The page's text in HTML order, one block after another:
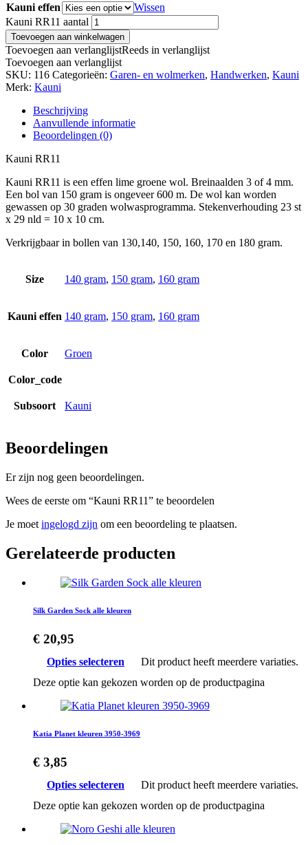
Kauni effen
Wissen
Kauni RR11 aantal
Toevoegen aan winkelwagen
Toevoegen aan verlanglijstReeds in verlanglijst
Toevoegen aan verlanglijst
SKU: 116 Categorieën: Garen- en wolmerken, Handwerken, Kauni
Merk: Kauni
Beschrijving
Aanvullende informatie
Beoordelingen (0)
Kauni RR11
Kauni RR11 is een effen lime groene wol. Breinaalden 3 of 4 mm.
Een bol van 150 gram is ongeveer 600 m. De wol kan worden
gewassen op 30 graden wolwasprogramma. Stekenverhouding 23 st
x 29 nld = 10 x 10 cm.
Verkrijgbaar in bollen van 130,140, 150, 160, 170 en 180 gram.
Size 140 gram, 150 gram, 160 gram
Kauni effen 140 gram, 150 gram, 160 gram
Color Groen
Color_code
Subsoort Kauni
Beoordelingen
Er zijn nog geen beoordelingen.
Wees de eerste om “Kauni RR11” te beoordelen
Je moet ingelogd zijn om een beoordeling te plaatsen.
Gerelateerde producten
Silk Garden Sock alle kleuren
€ 20,95
Opties selecteren
Dit product heeft meerdere variaties.
Deze optie kan gekozen worden op de productpagina
Katia Planet kleuren 3950-3969
€ 3,85
Opties selecteren
Dit product heeft meerdere variaties.
Deze optie kan gekozen worden op de productpagina